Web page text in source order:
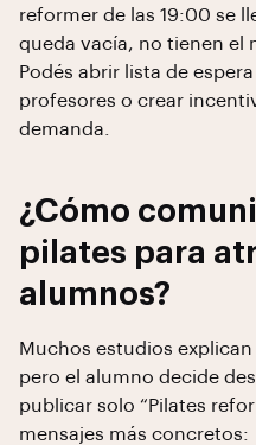
reformer de las 19:00 se
queda vacía, no tienen el
Podés abrir lista de
profesores o crear
demanda.
¿Cómo
pilates para
alumnos?
Muchos estudios
pero el alumno decide
publicar solo “Pilates
mensajes más concretos: